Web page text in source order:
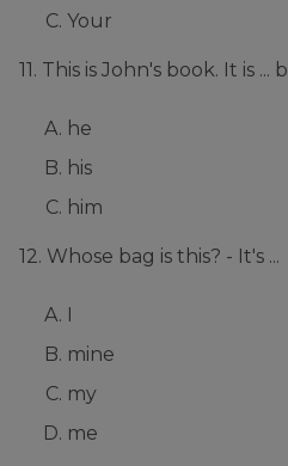
Your
11. This is John's book. It is ...
he
his
him
12. Whose bag is this? - It's ...
I
mine
my
me